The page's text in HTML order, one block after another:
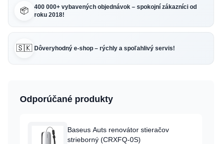
📦
400 000+ vybavených objednávok – spokojní zákazníci od
roku 2018!
🇸🇰 Dôveryhodný e-shop – rýchly a spoľahlivý servis!
Odporúčané produkty
Baseus Auts renovátor stieračov
strieborný (CRXFQ-0S)